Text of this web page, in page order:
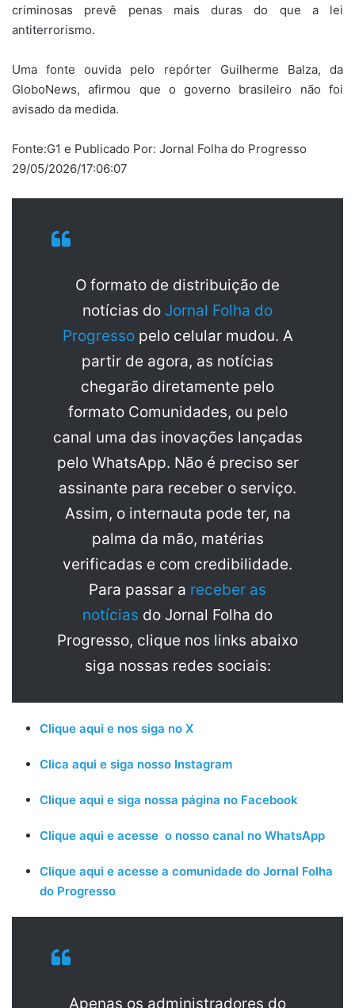
criminosas prevê penas mais duras do que a lei
antiterrorismo.
Uma fonte ouvida pelo repórter Guilherme Balza, da
GloboNews, afirmou que o governo brasileiro não foi
avisado da medida.
Fonte:G1 e Publicado Por: Jornal Folha do Progresso
29/05/2026/17:06:07
O formato de distribuição de
notícias do Jornal Folha do
Progresso pelo celular mudou. A
partir de agora, as notícias
chegarão diretamente pelo
formato Comunidades, ou pelo
canal uma das inovações lançadas
pelo WhatsApp. Não é preciso ser
assinante para receber o serviço.
Assim, o internauta pode ter, na
palma da mão, matérias
verificadas e com credibilidade.
Para passar a receber as
notícias do Jornal Folha do
Progresso, clique nos links abaixo
siga nossas redes sociais:
Clique aqui e nos siga no X
Clica aqui e siga nosso Instagram
Clique aqui e siga nossa página no Facebook
Clique aqui e acesse o nosso canal no WhatsApp
Clique aqui e acesse a comunidade do Jornal Folha
do Progresso
Apenas os administradores do